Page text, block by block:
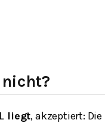
nicht?
L liegt, akzeptiert: Die